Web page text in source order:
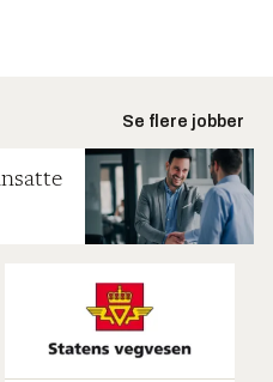
Se flere jobber